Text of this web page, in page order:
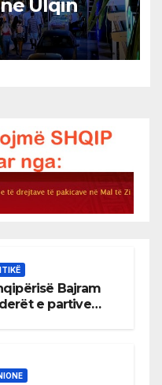
Ulqin
Bajram
e partive